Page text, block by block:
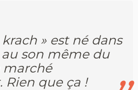
» est né dans
son même du
marché
Rien que ça !